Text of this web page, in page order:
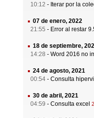
10:12 - Iterar por la
07 de enero, 2022
21:55 - Error al restar
18 de septiembre,
14:28 - Word 2016 no
24 de agosto, 2021
00:54 - Consulta
30 de abril, 2021
04:59 - Consulta excel